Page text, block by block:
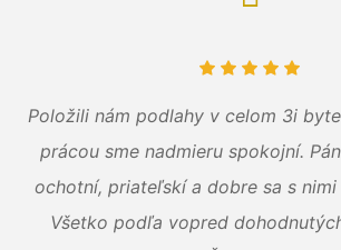
Položili nám podlahy v celom 3i
prácou sme nadmieru spokojní.
ochotní, priateľskí a dobre sa s
Všetko podľa vopred